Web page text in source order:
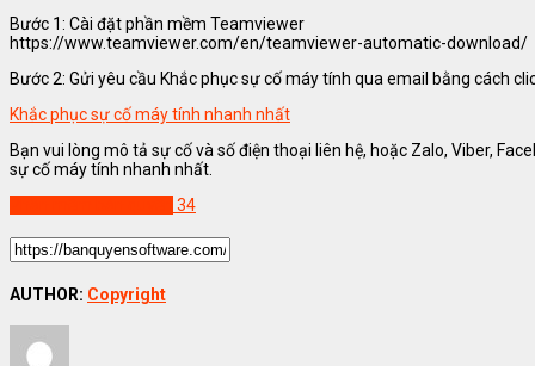
Bước 1: Cài đặt phần mềm Teamviewer
https://www.teamviewer.com/en/teamviewer-automatic-download/
Bước 2: Gửi yêu cầu Khắc phục sự cố máy tính qua email bằng cách
Khắc phục sự cố máy tính nhanh nhất
Bạn vui lòng mô tả sự cố và số điện thoại liên hệ, hoặc Zalo, Viber,
sự cố máy tính nhanh nhất.
34
AUTHOR: Copyright